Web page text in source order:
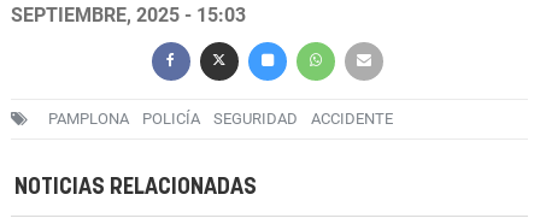
SEPTIEMBRE, 2025 - 15:03
PAMPLONA POLICÍA SEGURIDAD ACCIDENTE
NOTICIAS RELACIONADAS